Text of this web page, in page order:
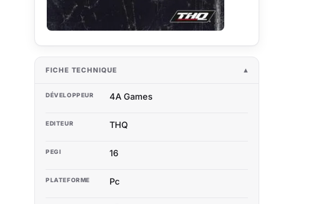
FICHE TECHNIQUE
DÉVELOPPEUR 4A Games
EDITEUR THQ
PEGI 16
PLATEFORME Pc